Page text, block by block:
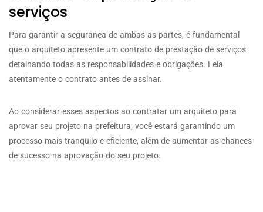
serviços
Para garantir a segurança de ambas as partes, é fundamental
que o arquiteto apresente um contrato de prestação de serviços
detalhando todas as responsabilidades e obrigações. Leia
atentamente o contrato antes de assinar.
Ao considerar esses aspectos ao contratar um arquiteto para
aprovar seu projeto na prefeitura, você estará garantindo um
processo mais tranquilo e eficiente, além de aumentar as chances
de sucesso na aprovação do seu projeto.